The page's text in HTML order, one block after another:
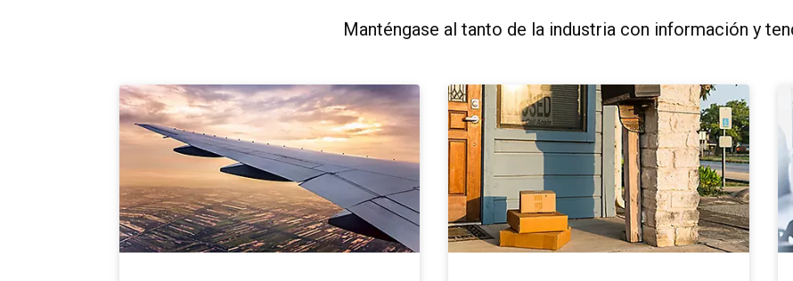
Manténgase al tanto de la industria con información y